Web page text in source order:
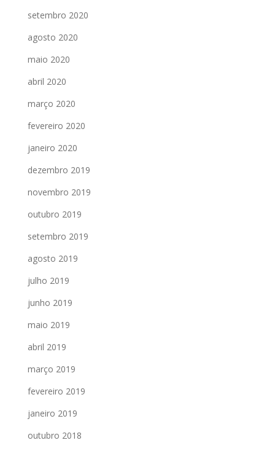
setembro 2020
agosto 2020
maio 2020
abril 2020
março 2020
fevereiro 2020
janeiro 2020
dezembro 2019
novembro 2019
outubro 2019
setembro 2019
agosto 2019
julho 2019
junho 2019
maio 2019
abril 2019
março 2019
fevereiro 2019
janeiro 2019
outubro 2018